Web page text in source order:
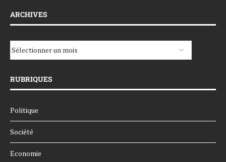
ARCHIVES
RUBRIQUES
Politique
Société
Economie